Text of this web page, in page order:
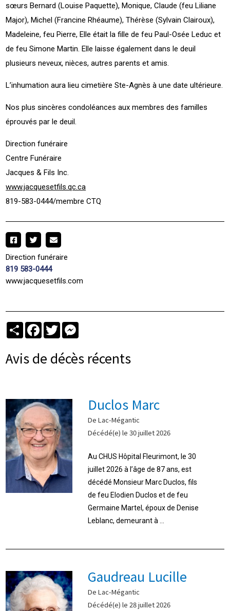
sœurs Bernard (Louise Paquette), Monique, Claude (feu Liliane
Major), Michel (Francine Rhéaume), Thérèse (Sylvain Clairoux),
Madeleine, feu Pierre, Elle était la fille de feu Paul-Osée Leduc et
de feu Simone Martin. Elle laisse également dans le deuil
plusieurs neveux, nièces, autres parents et amis.
L’inhumation aura lieu cimetière Ste-Agnès à une date ultérieure.
Nos plus sincères condoléances aux membres des familles
éprouvés par le deuil.
Direction funéraire
Centre Funéraire
Jacques & Fils Inc.
www.jacquesetfils.qc.ca
819-583-0444/membre CTQ
Direction funéraire
819 583-0444
www.jacquesetfils.com
PartagerFacebook
Twitter
Avis de décès récents
Duclos Marc
De Lac-Mégantic
Décédé(e) le 30 juillet 2026
Au CHUS Hôpital Fleurimont, le 30
juillet 2026 à l’âge de 87 ans, est
décédé Monsieur Marc Duclos, fils
de feu Elodien Duclos et de feu
Germaine Martel, époux de Denise
Leblanc, demeurant à ...
Gaudreau Lucille
De Lac-Mégantic
Décédé(e) le 28 juillet 2026